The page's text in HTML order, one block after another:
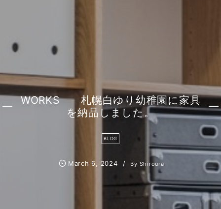
WORKS 札幌白ゆり幼稚園に家具
を納品しました。
BLOG
March 6, 2024 By Shiroura